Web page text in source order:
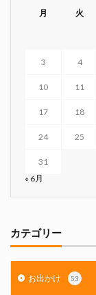
月 火
3 4
10 11
17 18
24 25
31
« 6月
カテゴリー
お出かけ 53